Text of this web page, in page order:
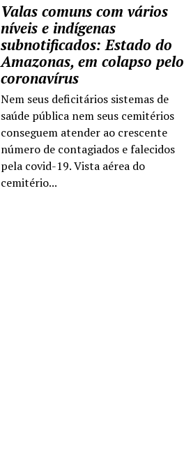
Valas comuns com vários
níveis e indígenas
subnotificados: Estado do
Amazonas, em colapso pelo
coronavírus
Nem seus deficitários sistemas de
saúde pública nem seus cemitérios
conseguem atender ao crescente
número de contagiados e falecidos
pela covid-19. Vista aérea do
cemitério...